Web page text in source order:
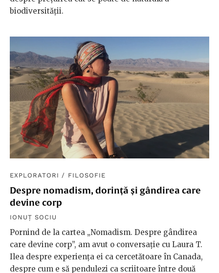
biodiversității.
EXPLORATORI / FILOSOFIE
Despre nomadism, dorință și gândirea care
devine corp
IONUȚ SOCIU
Pornind de la cartea „Nomadism. Despre gândirea
care devine corp”, am avut o conversație cu Laura T.
Ilea despre experiența ei ca cercetătoare în Canada,
despre cum e să pendulezi ca scriitoare între două